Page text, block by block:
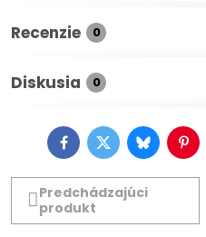
Recenzie 0
Diskusia 0
FacebookTwitterBluesky
Predchádzajúci
produkt